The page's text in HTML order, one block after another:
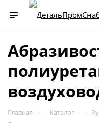
Главная — Каталог —